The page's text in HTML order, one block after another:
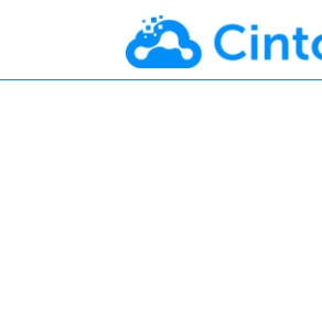
Passer au contenu principal